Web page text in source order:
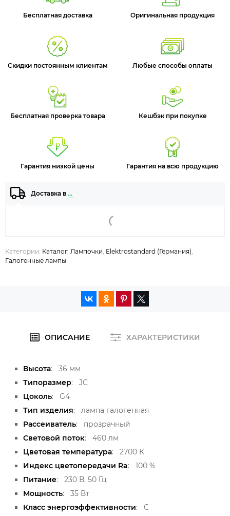
Бесплатная доставка Оригинальная продукция
Скидки постоянным клиентам Любые способы оплаты
Бесплатная проверка товара Кешбэк при покупке
Гарантия низкой цены Гарантия на всю продукцию
Доставка в …
Категории: Каталог, Лампочки, Elektrostandard (Германия),
Галогенные лампы
ОПИСАНИЕ ХАРАКТЕРИСТИКИ
Высота:
36 мм
Типоразмер:
JC
Цоколь:
G4
Тип изделия:
лампа галогенная
Рассеиватель:
прозрачный
Световой поток:
460 лм
Цветовая температура:
2700 К
Индекс цветопередачи Ra:
100 %
Питание:
230 В, 50 Гц
Мощность:
35 Вт
Класс энергоэффективности: C